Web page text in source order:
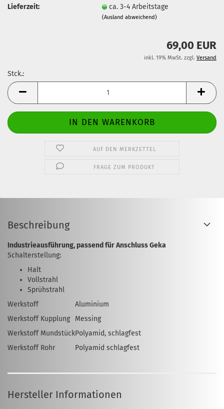
Lieferzeit:
ca. 3-4 Arbeitstage
(Ausland abweichend)
69,00 EUR
inkl. 19% MwSt. zzgl. Versand
Stck.:
Stck.
AUF DEN MERKZETTEL
FRAGE ZUM PRODUKT
Beschreibung
Industrieausführung, passend für Anschluss Geka
Schalterstellung:
Halt
Vollstrahl
Sprühstrahl
Werkstoff
Aluminium
Werkstoff Kupplung
Messing
Werkstoff MundstückPolyamid, schlagfest
Werkstoff Rohr
Polyamid schlagfest
Hersteller Informationen